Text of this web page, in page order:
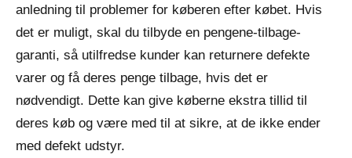
anledning til problemer for køberen efter købet. Hvis
det er muligt, skal du tilbyde en pengene-tilbage-
garanti, så utilfredse kunder kan returnere defekte
varer og få deres penge tilbage, hvis det er
nødvendigt. Dette kan give køberne ekstra tillid til
deres køb og være med til at sikre, at de ikke ender
med defekt udstyr.